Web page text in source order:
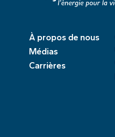
À propos de nous
Médias
Carrières